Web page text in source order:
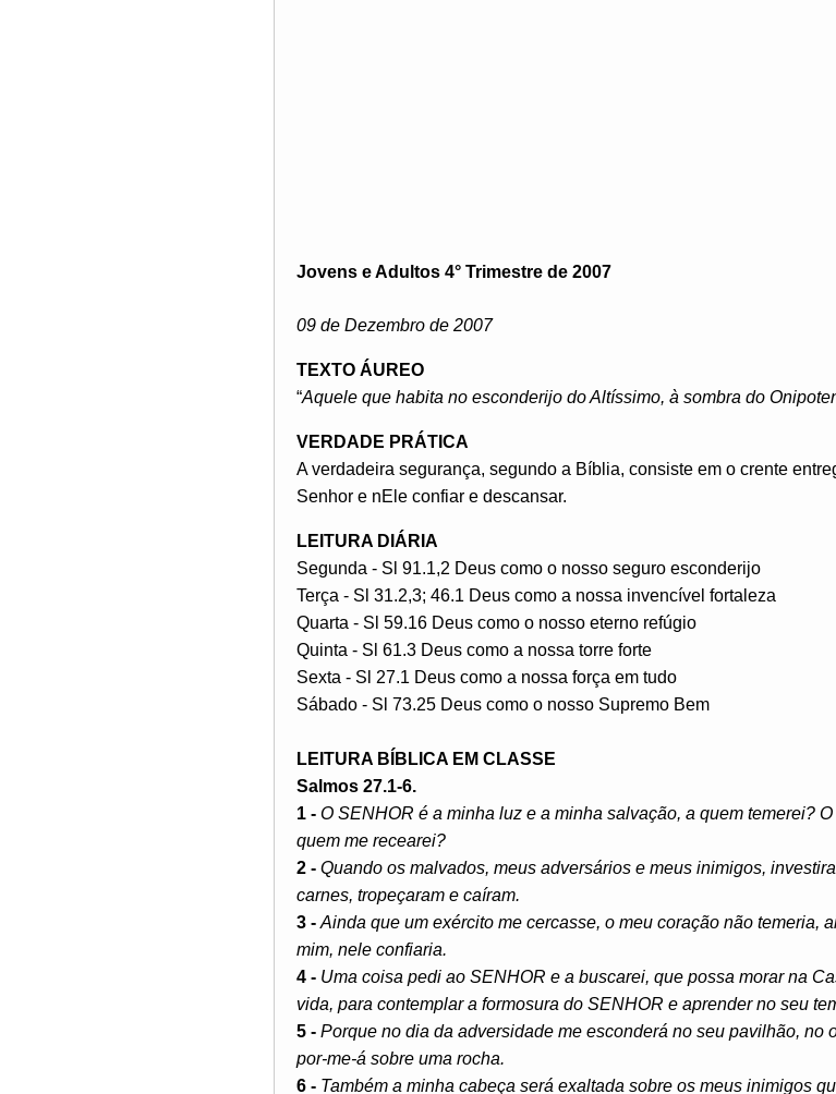
Jovens e Adultos 4° Trimestre de 2007
09 de Dezembro de 2007
TEXTO ÁUREO
“Aquele que habita no esconderijo do Altíssimo, à sombra do
VERDADE PRÁTICA
A verdadeira segurança, segundo a Bíblia, consiste em o crente
Senhor e nEle confiar e descansar.
LEITURA DIÁRIA
Segunda - Sl 91.1,2 Deus como o nosso seguro esconderijo
Terça - Sl 31.2,3; 46.1 Deus como a nossa invencível fortaleza
Quarta - Sl 59.16 Deus como o nosso eterno refúgio
Quinta - Sl 61.3 Deus como a nossa torre forte
Sexta - Sl 27.1 Deus como a nossa força em tudo
Sábado - Sl 73.25 Deus como o nosso Supremo Bem
LEITURA BÍBLICA EM CLASSE
Salmos 27.1-6.
1 - O SENHOR é a minha luz e a minha salvação, a quem temerei?
quem me recearei?
2 - Quando os malvados, meus adversários e meus inimigos,
carnes, tropeçaram e caíram.
3 - Ainda que um exército me cercasse, o meu coração não temeria,
mim, nele confiaria.
4 - Uma coisa pedi ao SENHOR e a buscarei, que possa morar na
vida, para contemplar a formosura do SENHOR e aprender no seu
5 - Porque no dia da adversidade me esconderá no seu pavilhão, no
por-me-á sobre uma rocha.
6 - Também a minha cabeça será exaltada sobre os meus inimigos